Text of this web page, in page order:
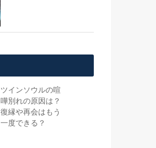
ツインソウルの喧
嘩別れの原因は？
復縁や再会はもう
一度できる？